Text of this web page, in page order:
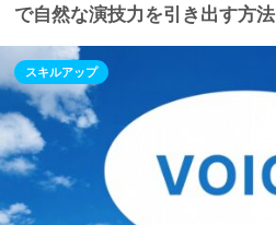
で自然な演技力を引き出す方法
スキルアップ